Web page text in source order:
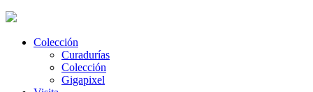
Colección
Curadurías
Colección
Gigapixel